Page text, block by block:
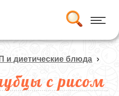
и диетические блюда ›
с рисом